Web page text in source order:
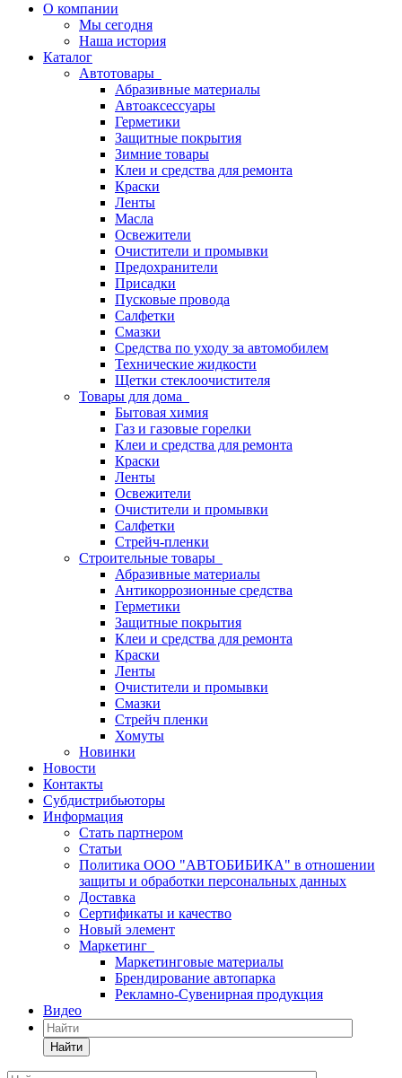
О компании
Мы сегодня
Наша история
Каталог
Автотовары
Абразивные материалы
Автоаксессуары
Герметики
Защитные покрытия
Зимние товары
Клеи и средства для ремонта
Краски
Ленты
Масла
Освежители
Очистители и промывки
Предохранители
Присадки
Пусковые провода
Салфетки
Смазки
Средства по уходу за автомобилем
Технические жидкости
Щетки стеклоочистителя
Товары для дома
Бытовая химия
Газ и газовые горелки
Клеи и средства для ремонта
Краски
Ленты
Освежители
Очистители и промывки
Салфетки
Стрейч-пленки
Строительные товары
Абразивные материалы
Антикоррозионные средства
Герметики
Защитные покрытия
Клеи и средства для ремонта
Краски
Ленты
Очистители и промывки
Смазки
Стрейч пленки
Хомуты
Новинки
Новости
Контакты
Субдистрибьюторы
Информация
Стать партнером
Статьи
Политика ООО "АВТОБИБИКА" в отношении
защиты и обработки персональных данных
Доставка
Сертификаты и качество
Новый элемент
Маркетинг
Маркетинговые материалы
Брендирование автопарка
Рекламно-Сувенирная продукция
Видео
Найти